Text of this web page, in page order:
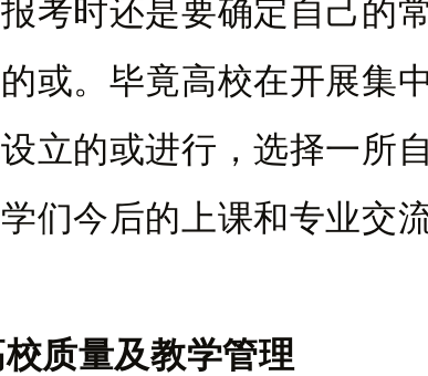
考时还是要确定自己的
或。毕竟高校在开展集
立的或进行，选择一所
们今后的上课和专业交
质量及教学管理